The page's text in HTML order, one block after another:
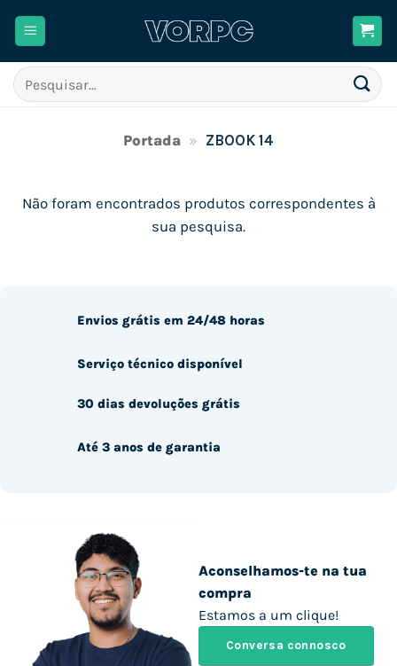
Pesquisar
por:
Portada » ZBOOK 14
Não foram encontrados produtos correspondentes à
sua pesquisa.
Aconselhamos-te na tua
compra
Estamos a um clique!
Conversa connosco
Envios grátis em 24/48 horas
Serviço técnico disponível
30 dias devoluções grátis
Até 3 anos de garantia